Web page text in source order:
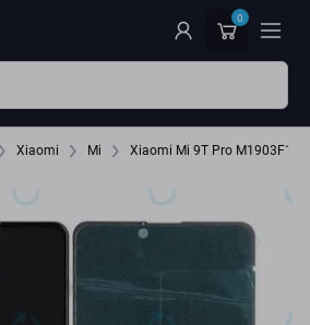
0
Xiaomi Mi Xiaomi Mi 9T Pro M1903F11G